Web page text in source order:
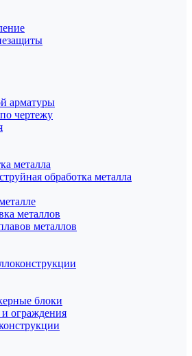
арматуры
чертежу
металла
обработка металла
металлов
металлов
блоки
ограждения